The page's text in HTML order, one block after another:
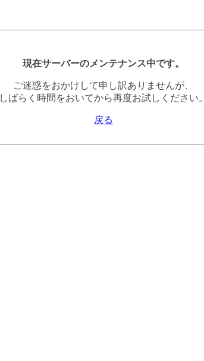
現在サーバーのメンテナンス中です。
ご迷惑をおかけして申し訳ありませんが、
しばらく時間をおいてから再度お試しください。
戻る